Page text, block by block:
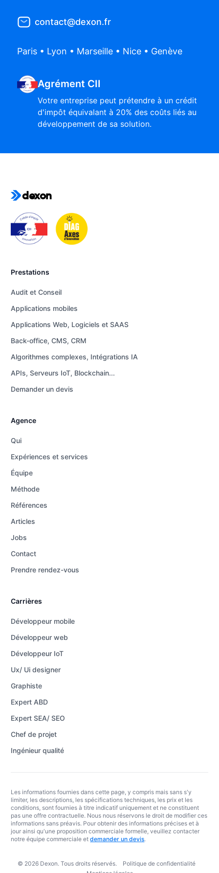
contact@dexon.fr
Paris • Lyon • Marseille • Nice • Genève
Agrément CII
Votre entreprise peut prétendre à un crédit
d'impôt équivalant à 20% des coûts liés au
développement de sa solution.
dexon
Prestations
Audit et Conseil
Applications mobiles
Applications Web, Logiciels et SAAS
Back-office, CMS, CRM
Algorithmes complexes, Intégrations IA
APIs, Serveurs IoT, Blockchain...
Demander un devis
Agence
Qui
Expériences et services
Équipe
Méthode
Références
Articles
Jobs
Contact
Prendre rendez-vous
Carrières
Développeur mobile
Développeur web
Développeur IoT
Ux/ Ui designer
Graphiste
Expert ABD
Expert SEA/ SEO
Chef de projet
Ingénieur qualité
Les informations fournies dans cette page, y compris mais sans s'y
limiter, les descriptions, les spécifications techniques, les prix et les
conditions, sont fournies à titre indicatif uniquement et ne constituent
pas une offre contractuelle. Nous nous réservons le droit de modifier ces
informations sans préavis. Pour obtenir des informations précises et à
jour ainsi qu'une proposition commerciale formelle, veuillez contacter
notre équipe commerciale etdemander un devis.
© 2026 Dexon. Tous droits réservés.
Politique de confidentialité